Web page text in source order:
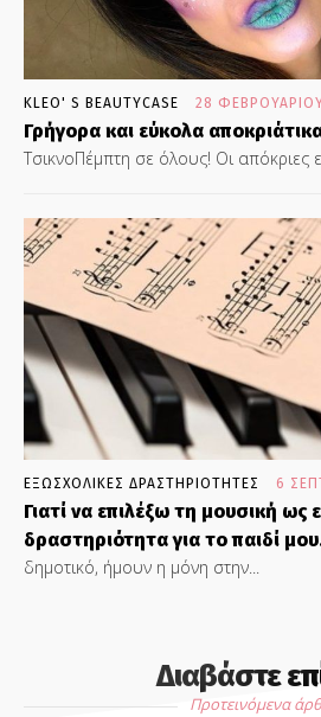
KLEO' S BEAUTYCASE 28
Γρήγορα και εύκολα
ΤσικνοΠέμπτη σε όλους! Οι απόκριες
ΕΞΩΣΧΟΛΙΚΕΣ ΔΡΑΣΤΗΡΙΟΤΗΤΕΣ 6
Γιατί να επιλέξω τη μουσική ως
δραστηριότητα για το παιδί
δημοτικό, ήμουν η μόνη στην...
Διαβάστε
Προτεινόμενα